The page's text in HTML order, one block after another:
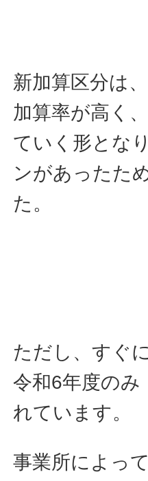
新加算区分は
加算率が高く
ていく形とな
ンがあったた
た。
ただし、すぐ
令和6年度のみ
れています。
事業所によっ